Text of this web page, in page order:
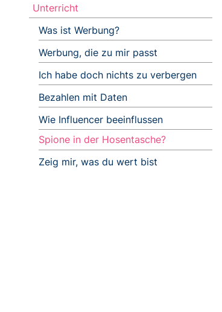
Unterricht
Was ist Werbung?
Werbung, die zu mir passt
Ich habe doch nichts zu verbergen
Bezahlen mit Daten
Wie Influencer beeinflussen
Spione in der Hosentasche?
Zeig mir, was du wert bist